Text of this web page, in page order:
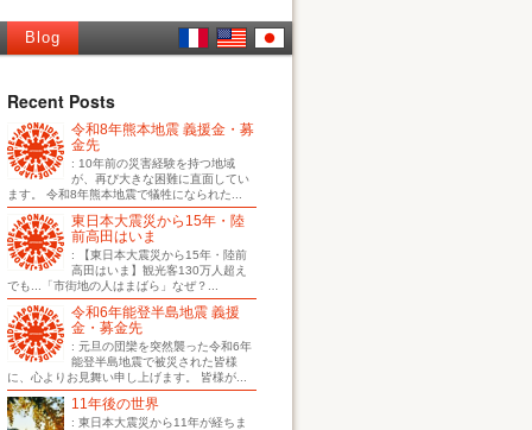
Blog
Recent Posts
令和8年熊本地震 義援金・募
金先
: 10年前の災害経験を持つ地域
が、再び大きな困難に直面してい
ます。 令和8年熊本地震で犠牲になられた...
東日本大震災から15年・陸
前高田はいま
: 【東日本大震災から15年・陸前
高田はいま】観光客130万人超え
でも...「市街地の人はまばら」なぜ？...
令和6年能登半島地震 義援
金・募金先
: 元旦の団欒を突然襲った令和6年
能登半島地震で被災された皆様
に、心よりお見舞い申し上げます。 皆様が...
11年後の世界
: 東日本大震災から11年が経ちま